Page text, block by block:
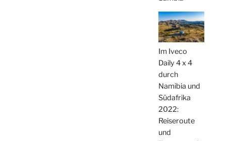
Im Iveco
Daily 4 x 4
durch
Namibia und
Südafrika
2022:
Reiseroute
und